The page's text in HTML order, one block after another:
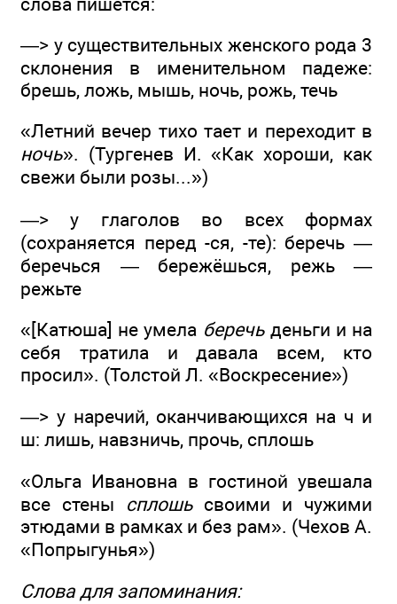
—> у существительных женского рода 3
склонения в именительном падеже:
брешь, ложь, мышь, ночь, рожь, течь
«Летний вечер тихо тает и переходит в
ночь». (Тургенев И. «Как хороши, как
свежи были розы...»)
—> у глаголов во всех формах
(сохраняется перед -ся, -те): беречь —
беречься — бережёшься, режь —
режьте
«[Катюша] не умела беречьденьги и на
себя тратила и давала всем, кто
просил». (Толстой Л. «Воскресение»)
—> у наречий, оканчивающихся на ч и
ш: лишь, навзничь, прочь, сплошь
«Ольга Ивановна в гостиной увешала
все стены сплошьсвоими и чужими
этюдами в рамках и без рам». (Чехов А.
«Попрыгунья»)
Слова для запоминания: